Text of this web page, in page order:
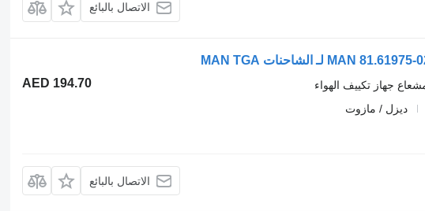
الاتصال بالبائع
AED 194.70
جهاز تكييف الهواء
ديزل / مازوت
الاتصال بالبائع